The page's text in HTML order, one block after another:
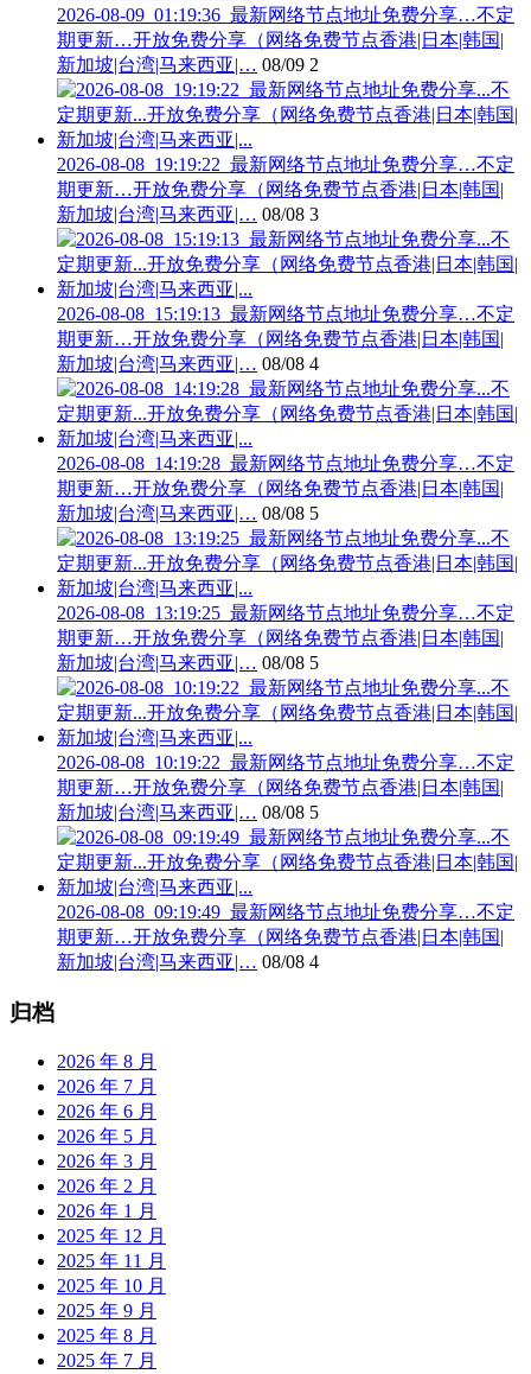
2026-08-09_01:19:36_最新网络节点地址免费分享…不定
期更新…开放免费分享（网络免费节点香港|日本|韩国|
新加坡|台湾|马来西亚|… 08/09 2
2026-08-08_19:19:22_最新网络节点地址免费分享…不定
期更新…开放免费分享（网络免费节点香港|日本|韩国|
新加坡|台湾|马来西亚|… 08/08 3
2026-08-08_15:19:13_最新网络节点地址免费分享…不定
期更新…开放免费分享（网络免费节点香港|日本|韩国|
新加坡|台湾|马来西亚|… 08/08 4
2026-08-08_14:19:28_最新网络节点地址免费分享…不定
期更新…开放免费分享（网络免费节点香港|日本|韩国|
新加坡|台湾|马来西亚|… 08/08 5
2026-08-08_13:19:25_最新网络节点地址免费分享…不定
期更新…开放免费分享（网络免费节点香港|日本|韩国|
新加坡|台湾|马来西亚|… 08/08 5
2026-08-08_10:19:22_最新网络节点地址免费分享…不定
期更新…开放免费分享（网络免费节点香港|日本|韩国|
新加坡|台湾|马来西亚|… 08/08 5
2026-08-08_09:19:49_最新网络节点地址免费分享…不定
期更新…开放免费分享（网络免费节点香港|日本|韩国|
新加坡|台湾|马来西亚|… 08/08 4
归档
2026 年 8 月
2026 年 7 月
2026 年 6 月
2026 年 5 月
2026 年 3 月
2026 年 2 月
2026 年 1 月
2025 年 12 月
2025 年 11 月
2025 年 10 月
2025 年 9 月
2025 年 8 月
2025 年 7 月